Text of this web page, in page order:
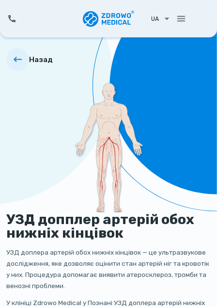
UA
Назад
УЗД допплер артерій обох
нижніх кінцівок
УЗД доплера артерій обох нижніх кінцівок — це ультразвукове
дослідження, яке дозволяє оцінити стан артерій ніг та кровотік
у них. Процедура допомагає виявити атеросклероз, тромби та
венозні проблеми.
У клініці Zdrowo Medical у Познані УЗД доплера артерій нижніх